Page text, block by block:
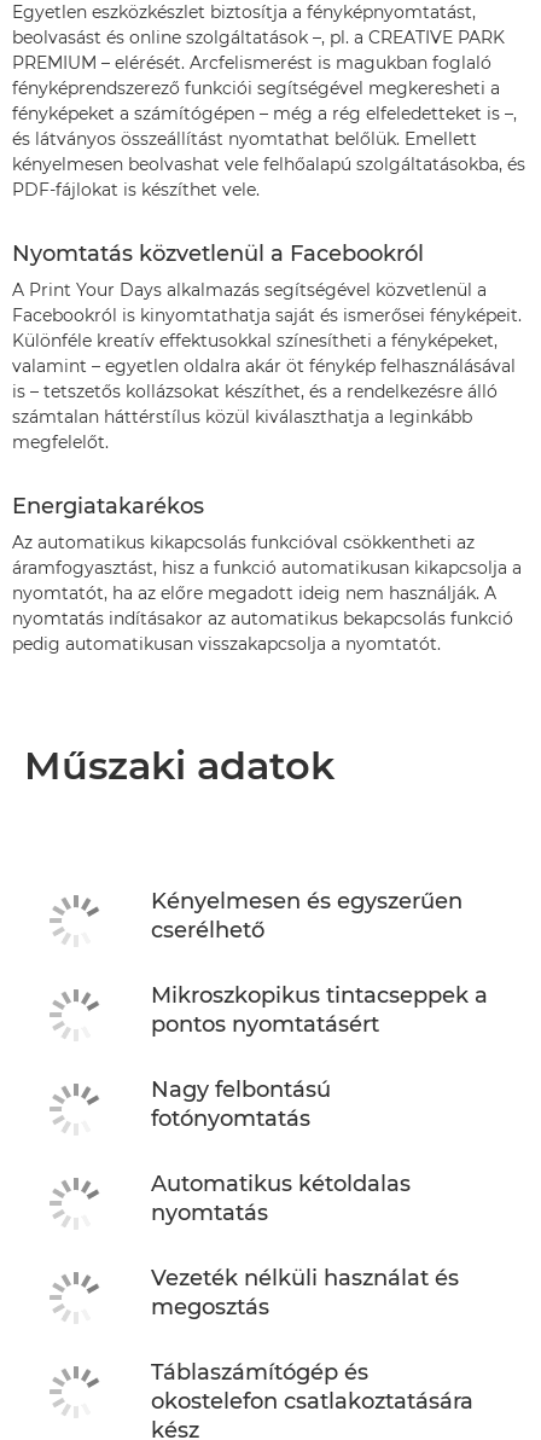
Egyetlen eszközkészlet biztosítja a fényképnyomtatást,
beolvasást és online szolgáltatások –, pl. a CREATIVE PARK
PREMIUM – elérését. Arcfelismerést is magukban foglaló
fényképrendszerező funkciói segítségével megkeresheti a
fényképeket a számítógépen – még a rég elfeledetteket is –,
és látványos összeállítást nyomtathat belőlük. Emellett
kényelmesen beolvashat vele felhőalapú szolgáltatásokba, és
PDF-fájlokat is készíthet vele.
Nyomtatás közvetlenül a Facebookról
A Print Your Days alkalmazás segítségével közvetlenül a
Facebookról is kinyomtathatja saját és ismerősei fényképeit.
Különféle kreatív effektusokkal színesítheti a fényképeket,
valamint – egyetlen oldalra akár öt fénykép felhasználásával
is – tetszetős kollázsokat készíthet, és a rendelkezésre álló
számtalan háttérstílus közül kiválaszthatja a leginkább
megfelelőt.
Energiatakarékos
Az automatikus kikapcsolás funkcióval csökkentheti az
áramfogyasztást, hisz a funkció automatikusan kikapcsolja a
nyomtatót, ha az előre megadott ideig nem használják. A
nyomtatás indításakor az automatikus bekapcsolás funkció
pedig automatikusan visszakapcsolja a nyomtatót.
Műszaki adatok
Kényelmesen és egyszerűen
cserélhető
Mikroszkopikus tintacseppek a
pontos nyomtatásért
Nagy felbontású
fotónyomtatás
Automatikus kétoldalas
nyomtatás
Vezeték nélküli használat és
megosztás
Táblaszámítógép és
okostelefon csatlakoztatására
kész